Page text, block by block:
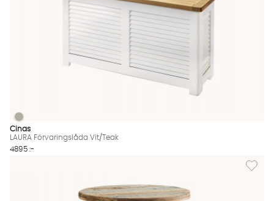
LAURA Förvaringslåda Vit/Teak Finns även i dessa färger:
LAURA Förvaringslåda Vit/Teak
Cinas
LAURA Förvaringslåda Vit/Teak
4895 :-
Lägg